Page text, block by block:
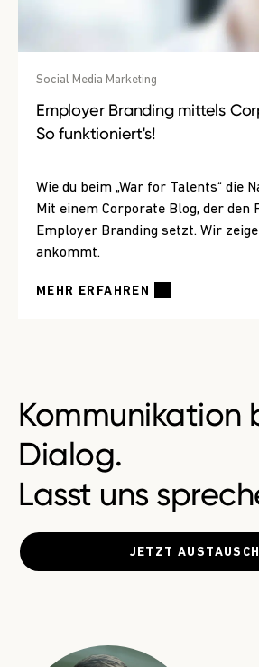
Social Media Marketing
Employer Branding mittels
So funktioniert's!
Wie du beim „War for Talents“ die
Mit einem Corporate Blog, der den
Employer Branding setzt. Wir
ankommt.
MEHR ERFAHREN
Kommunikation
Dialog.
Lasst uns
JETZT